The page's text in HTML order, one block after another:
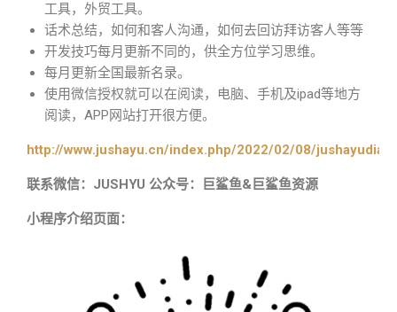
工具，外贸工具。
话术总结，如何和客人沟通，如何去回访拜访客人等等
开发技巧每月更新不同的，供全方位学习思维。
每月更新全国最新名录。
使用微信授权就可以在阅读，电脑、手机及ipad等地方
阅读，APP网站打开很方便。
http://www.jushayu.cn/index.php/2022/02/08/
联系微信：JUSHYU 公众号：巨鲨鱼&巨鲨鱼资源
小程序介绍页面：